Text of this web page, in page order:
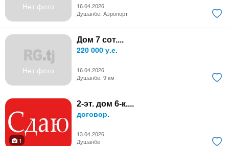
Нет фото
16.04.2026
Душанбе, Аэропорт
Нет фото
Дом 7 сот....
220 000 у.е.
16.04.2026
Душанбе, 9 км
2-эт. дом 6-к....
договор.
13.04.2026
1
Душанбе